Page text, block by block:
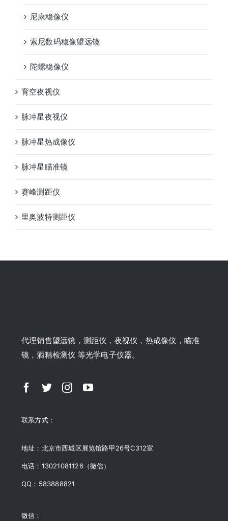
尼康稳像仪
索尼数码稳像望远镜
陀螺稳像仪
育空夜视仪
脉冲星夜视仪
脉冲星热成像仪
脉冲星瞄准镜
赛峰测距仪
里奥波特测距仪
代理销售望远镜，测距仪，夜视仪，热成像仪，瞄准
镜，酒精检测仪 等光学电子仪器。
联系方式：
地址：北京市西城区展览馆路甲26号C312室
电话：13021081126（微信）
QQ：583888821
微信：